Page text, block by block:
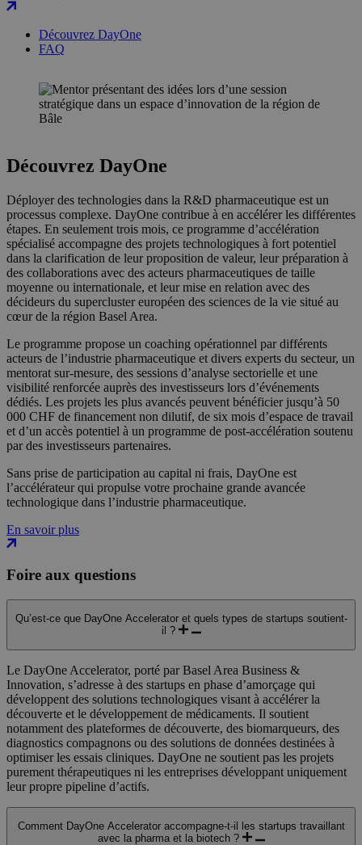
Découvrez DayOne
FAQ
Découvrez DayOne
Déployer des technologies dans la R&D pharmaceutique est un
processus complexe. DayOne contribue à en accélérer les différentes
étapes. En seulement trois mois, ce programme d’accélération
spécialisé accompagne des projets technologiques à fort potentiel
dans la clarification de leur proposition de valeur, leur préparation à
des collaborations avec des acteurs pharmaceutiques de taille
moyenne ou internationale, et leur mise en relation avec des
décideurs du supercluster européen des sciences de la vie situé au
cœur de la région Basel Area.
Le programme propose un coaching opérationnel par différents
acteurs de l’industrie pharmaceutique et divers experts du secteur, un
mentorat sur-mesure, des sessions d’analyse sectorielle et une
visibilité renforcée auprès des investisseurs lors d’événements
dédiés. Les projets les plus avancés peuvent bénéficier jusqu’à 50
000 CHF de financement non dilutif, de six mois d’espace de travail
et d’un accès potentiel à un programme de post-accélération soutenu
par des investisseurs partenaires.
Sans prise de participation au capital ni frais, DayOne est
l’accélérateur qui propulse votre prochaine grande avancée
technologique dans l’industrie pharmaceutique.
En savoir plus
Foire aux questions
Qu’est-ce que DayOne Accelerator et quels types de startups soutient-
il ?
Le DayOne Accelerator, porté par Basel Area Business &
Innovation, s’adresse à des startups en phase d’amorçage qui
développent des solutions technologiques visant à accélérer la
découverte et le développement de médicaments. Il soutient
notamment des plateformes de découverte, des biomarqueurs, des
diagnostics compagnons ou des solutions de données destinées à
optimiser les essais cliniques. DayOne ne soutient pas les projets
purement thérapeutiques ni les entreprises développant uniquement
leur propre pipeline d’actifs.
Comment DayOne Accelerator accompagne-t-il les startups travaillant
avec la pharma et la biotech ?